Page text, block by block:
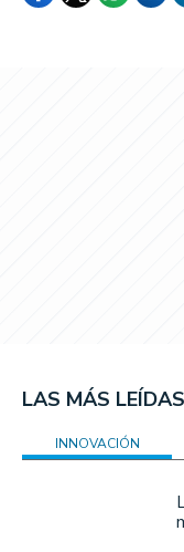
LAS MÁS LEÍDAS
INNOVACIÓN